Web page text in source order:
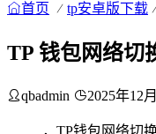
首页 tp安卓版下载
TP 钱包网络切
qbadmin 2025年12
，TP钱包网络切